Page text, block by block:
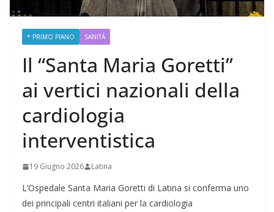
* PRIMO PIANO SANITÀ
Il “Santa Maria Goretti”
ai vertici nazionali della
cardiologia
interventistica
19 Giugno 2026 Latina
L’Ospedale Santa Maria Goretti di Latina si conferma uno
dei principali centri italiani per la cardiologia